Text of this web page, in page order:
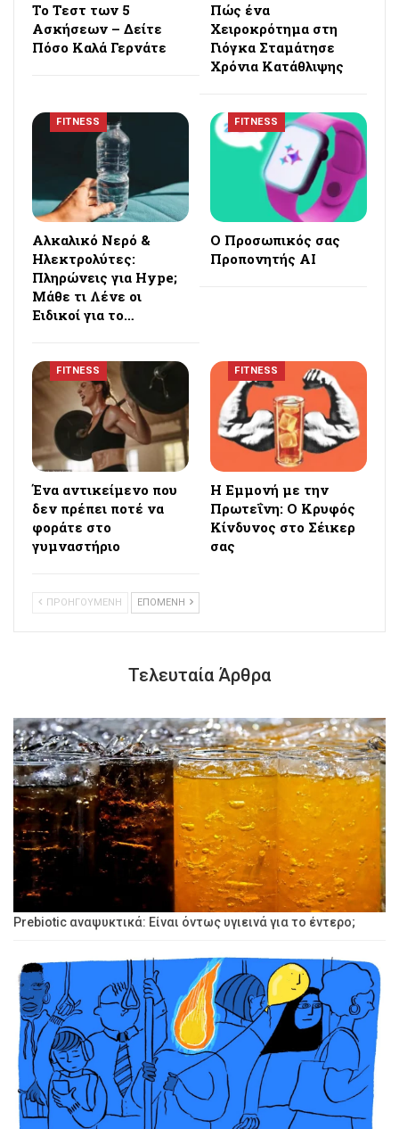
Το Τεστ των 5
Ασκήσεων – Δείτε
Πόσο Καλά Γερνάτε
Πώς ένα
Χειροκρότημα στη
Γιόγκα Σταμάτησε
Χρόνια Κατάθλιψης
FITNESS
Αλκαλικό Νερό &
Ηλεκτρολύτες:
Πληρώνεις για Hype;
Μάθε τι Λένε οι
Ειδικοί για το…
FITNESS
Ο Προσωπικός σας
Προπονητής AI
FITNESS
Ένα αντικείμενο που
δεν πρέπει ποτέ να
φοράτε στο
γυμναστήριο
FITNESS
Η Εμμονή με την
Πρωτεΐνη: Ο Κρυφός
Κίνδυνος στο Σέικερ
σας
ΠΡΟΗΓΟΥΜΕΝΗ ΕΠΟΜΕΝΗ
Τελευταία Άρθρα
Prebiotic αναψυκτικά: Είναι όντως υγιεινά για το έντερο;